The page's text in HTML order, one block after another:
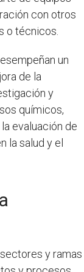
con otros
o técnicos.
un
de la
y
químicos,
evaluación de
la salud y el
y ramas